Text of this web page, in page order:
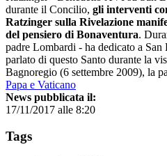
durante il Concilio, gli interventi
Ratzinger sulla Rivelazione
del pensiero di Bonaventura.
padre Lombardi - ha dedicato a San
parlato di questo Santo durante la
Bagnoregio (6 settembre 2009), la
Papa e Vaticano
News pubblicata il:
17/11/2017 alle 8:20
Tags